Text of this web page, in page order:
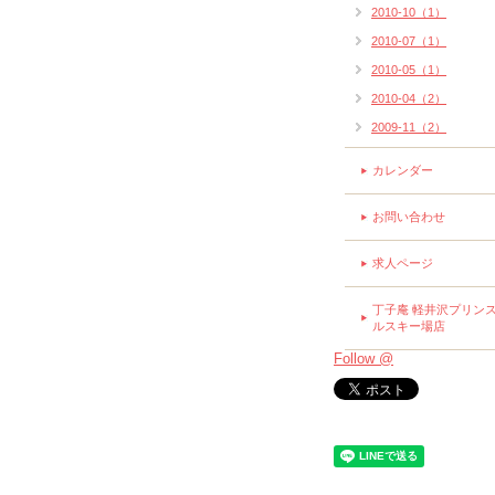
2010-10（1）
2010-07（1）
2010-05（1）
2010-04（2）
2009-11（2）
カレンダー
お問い合わせ
求人ページ
丁子庵 軽井沢プリン
ルスキー場店
Follow @